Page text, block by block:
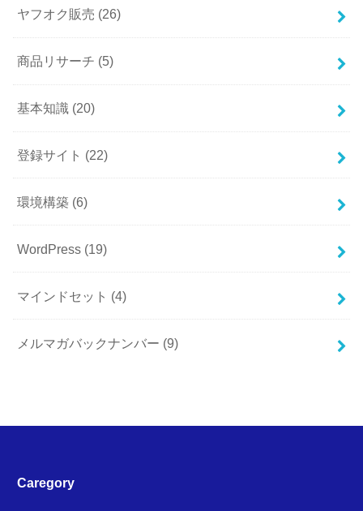
ヤフオク販売 (26)
商品リサーチ (5)
基本知識 (20)
登録サイト (22)
環境構築 (6)
WordPress (19)
マインドセット (4)
メルマガバックナンバー (9)
Caregory